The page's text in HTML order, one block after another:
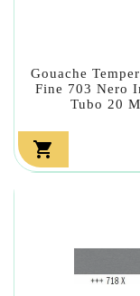
Gouache
Fine 703 Nero
Tubo 20
